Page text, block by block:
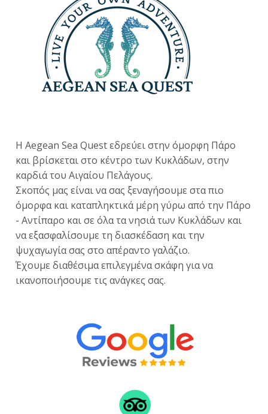
Η Aegean Sea Quest εδρεύει στην όμορφη Πάρο
και βρίσκεται στο κέντρο των Κυκλάδων, στην
καρδιά του Αιγαίου Πελάγους.
Σκοπός μας είναι να σας ξεναγήσουμε στα πιο
όμορφα και καταπληκτικά μέρη γύρω από την Πάρο
- Αντίπαρο και σε όλα τα νησιά των Κυκλάδων και
να εξασφαλίσουμε τη διασκέδαση και την
ψυχαγωγία σας στο απέραντο γαλάζιο.
Έχουμε διαθέσιμα επιλεγμένα σκάφη για να
ικανοποιήσουμε τις ανάγκες σας.